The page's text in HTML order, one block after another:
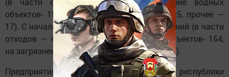
объектов- 15, на загрязнение воздуха — 25, прочее —
17). С начала года поступило 1 128 обращений (в части
отходов — 491, на загрязнение водных объектов- 154,
на загрязнение воздуха — 208, прочее — 275).
Предприятиями транспортного комплекса республики